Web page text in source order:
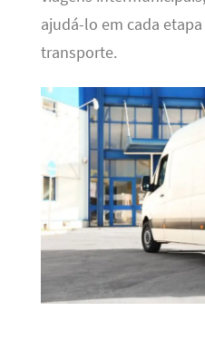
ajudá-lo em cada
transporte.